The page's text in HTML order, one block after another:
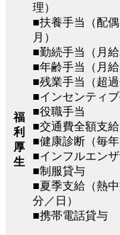
福
利
厚
生
理）
■扶養手当（配
月）
■勤続手当（月給
■年齢手当（月給
■残業手当（超過
■インセンティ
■役職手当
■交通費全額支給
■健康診断（毎年
■インフルエン
■制服貸与
■夏季支給（熱
分／日）
■携帯電話貸与